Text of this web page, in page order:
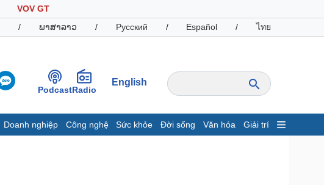
VOV GT
/ ພາສາລາວ / Русский / Español / ไทย
PodcastRadio
English
Doanh nghiệp Công nghệ Sức khỏe Đời sống Văn hóa Giải trí